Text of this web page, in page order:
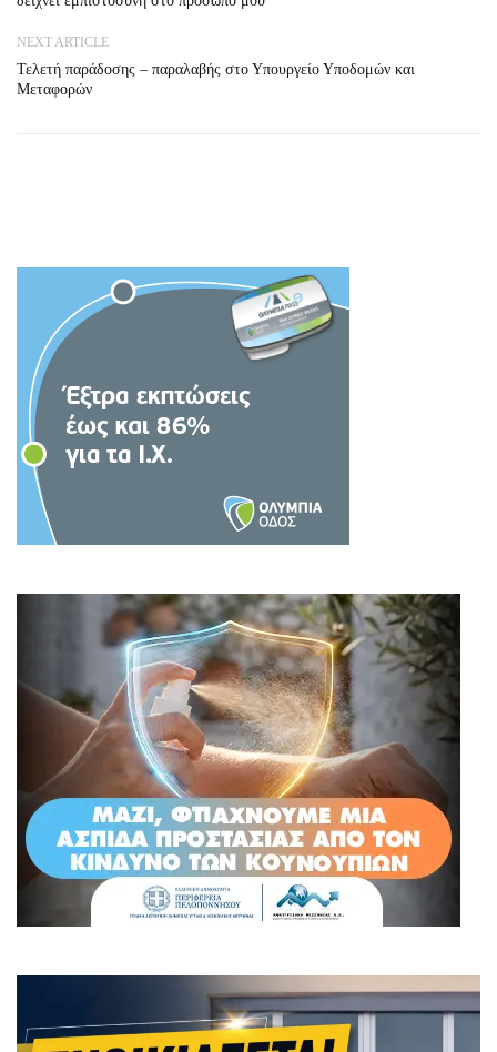
NEXT ARTICLE
Τελετή παράδοσης – παραλαβής στο Υπουργείο Υποδομών και
Μεταφορών